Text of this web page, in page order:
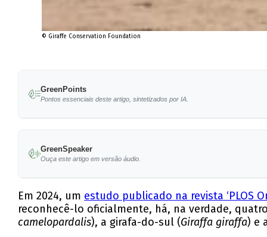
© Giraffe Conservation Foundation
GreenPoints
Pontos essenciais deste artigo, sintetizados por IA.
Populações de girafas-do-norte, girafas-
A conservação eficaz e a sensibilização
Ameaças como a caça-furtiva e a perda de
GreenSpeaker
Ouça este artigo em versão áudio.
Em 2024, um estudo publicado na revista ‘PLOS
reconhecê-lo oficialmente, há, na verdade,
camelopardalis), a girafa-do-sul (Giraffa giraffa) e